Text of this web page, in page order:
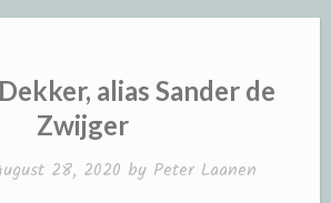
alias Sander de
Zwijger
28, 2020 by Peter Laanen